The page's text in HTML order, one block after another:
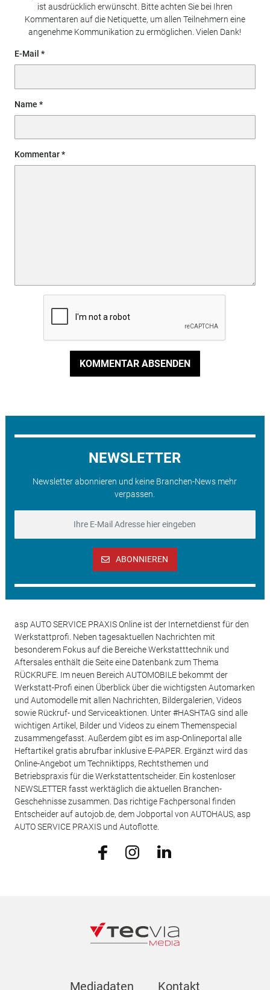
ist ausdrücklich erwünscht. Bitte achten Sie bei Ihren
Kommentaren auf die Netiquette, um allen Teilnehmern eine
angenehme Kommunikation zu ermöglichen. Vielen Dank!
E-Mail
Name
Kommentar
KOMMENTAR ABSENDEN
NEWSLETTER
Newsletter abonnieren und keine Branchen-News mehr
verpassen.
ABONNIEREN
asp AUTO SERVICE PRAXIS Online ist der Internetdienst für den
Werkstattprofi. Neben tagesaktuellen Nachrichten mit
besonderem Fokus auf die Bereiche Werkstatttechnik und
Aftersales enthält die Seite eine Datenbank zum Thema
RÜCKRUFE. Im neuen Bereich AUTOMOBILE bekommt der
Werkstatt-Profi einen Überblick über die wichtigsten Automarken
und Automodelle mit allen Nachrichten, Bildergalerien, Videos
sowie Rückruf- und Serviceaktionen. Unter #HASHTAG sind alle
wichtigen Artikel, Bilder und Videos zu einem Themenspecial
zusammengefasst. Außerdem gibt es im asp-Onlineportal alle
Heftartikel gratis abrufbar inklusive E-PAPER. Ergänzt wird das
Online-Angebot um Techniktipps, Rechtsthemen und
Betriebspraxis für die Werkstattentscheider. Ein kostenloser
NEWSLETTER fasst werktäglich die aktuellen Branchen-
Geschehnisse zusammen. Das richtige Fachpersonal finden
Entscheider auf autojob.de, dem Jobportal von AUTOHAUS, asp
AUTO SERVICE PRAXIS und Autoflotte.
Mediadaten Kontakt